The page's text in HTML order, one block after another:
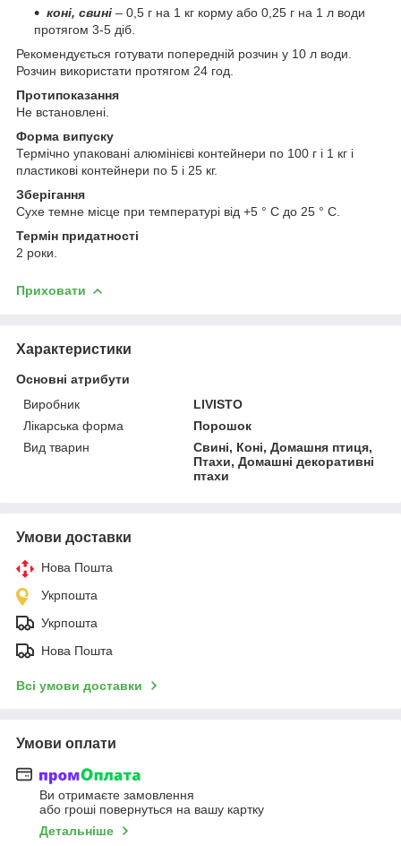
коні, свині – 0,5 г на 1 кг корму або 0,25 г на 1 л води
протягом 3-5 діб.
Рекомендується готувати попередній розчин у 10 л води.
Розчин використати протягом 24 год.
Протипоказання
Не встановлені.
Форма випуску
Термічно упаковані алюмінієві контейнери по 100 г і 1 кг і
пластикові контейнери по 5 і 25 кг.
Зберігання
Сухе темне місце при температурі від +5 ° С до 25 ° С.
Термін придатності
2 роки.
Приховати
Характеристики
Основні атрибути
Виробник
LIVISTO
Лікарська форма
Порошок
Вид тварин
Свині, Коні, Домашня птиця,
Птахи, Домашні декоративні
птахи
Умови доставки
Нова Пошта
Укрпошта
Укрпошта
Нова Пошта
Всі умови доставки
Умови оплати
Ви отримаєте замовлення
або гроші повернуться на вашу картку
Детальніше